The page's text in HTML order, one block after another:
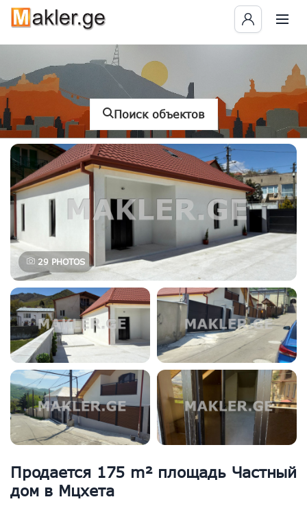
Поиск объектов
29 PHOTOS
Продается 175 m² площадь Частный
дом в Мцхета